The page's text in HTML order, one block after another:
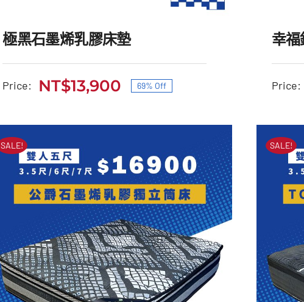
極黑石墨烯乳膠床墊
NT$45,000
始
價
格：
NT$45,000。
NT$13,900
前
價
格：
NT$13,900。
極黑石墨烯乳膠床墊
Price:
原
始
格：
NT$45,000。
NT$13,900
目
前
格：
NT$13,900。
69% Off
幸
幸
Price:
SALE! SALE!